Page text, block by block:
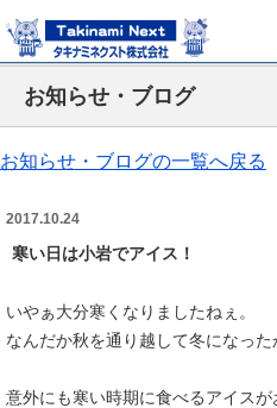
お知らせ・ブログ
お知らせ・ブログの一覧へ戻る
2017.10.24
寒い日は小岩でアイス！
いやぁ大分寒くなりましたねぇ。
なんだか秋を通り越して冬になった
意外にも寒い時期に食べるアイスが